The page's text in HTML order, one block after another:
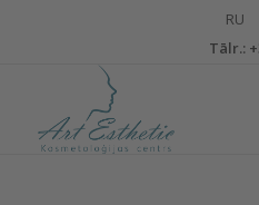
Тālr.: